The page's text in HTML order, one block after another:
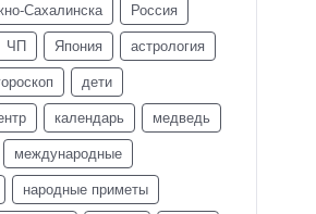
Сахалинска Россия
ЧП Япония астрология
дети
календарь медведь
международные
народные приметы